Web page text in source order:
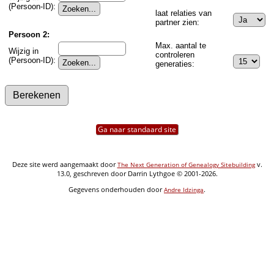
(Persoon-ID):
Persoon 2:
Wijzig in
(Persoon-ID):
laat relaties van
partner zien:
Max. aantal te
controleren
generaties:
Ga naar standaard site
Deze site werd aangemaakt doorThe Next Generation of Genealogy Sitebuildingv.
13.0, geschreven door Darrin Lythgoe © 2001-2026.
Gegevens onderhouden doorAndre Idzinga.